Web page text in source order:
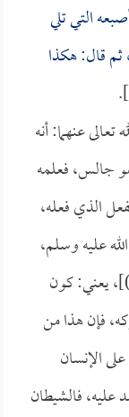
التي تلي
ثم قال: هكذا
عنهما: أنه
جالس، فعلمه
الذي فعله،
عليه وسلم،
يعني: كون
فإن هذا من
الإنسان
عليه، فالشيطان